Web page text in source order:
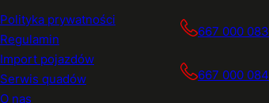
Polityka prywatności
Regulamin
Import pojazdów
Serwis quadów
O nas
667 000 083
667 000 084